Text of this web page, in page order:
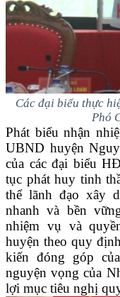
Các đại biểu thực
Phó
Phát biểu nhận
UBND huyện
của các đại biểu
tục phát huy tinh
thể lãnh đạo xây
nhanh và bền
nhiệm vụ và
huyện theo quy
kiến đóng góp
nguyện vọng của
lợi mục tiêu nghị